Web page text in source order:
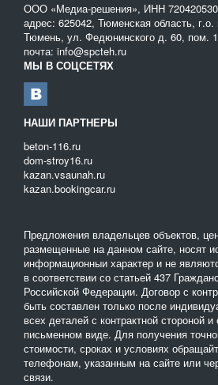
ООО «Медиа-решения», ИНН
адрес: 625042, Тюменская область,
Тюмень, ул. Федюнинского д. 60, пом.
почта: info@spcteh.ru
МЫ В СОЦСЕТЯХ
НАШИ ПАРТНЕРЫ
beton-116.ru
dom-stroy16.ru
kazan.vsaunah.ru
kazan.bookingcar.ru
Предложения владельцев объектов,
размещенные на данном сайте, носят
информационныи характер и не
в соответствии со статьей 437
Российской Федерации. Договор с
быть составлен только после
всех деталей с контрактной стороной
письменном виде. Для получения
стоимости, сроках и условиях
телефонам, указанным на сайте или
связи.